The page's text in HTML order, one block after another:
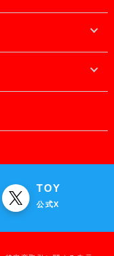
TOY
公式X